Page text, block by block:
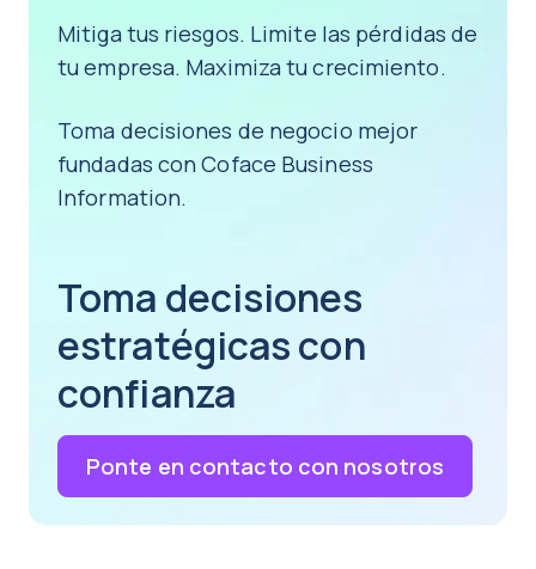
Mitiga tus riesgos. Limite las pérdidas de
tu empresa. Maximiza tu crecimiento.
Toma decisiones de negocio mejor
fundadas con Coface Business
Information.
Toma decisiones
estratégicas con
confianza
Ponte en contacto con nosotros